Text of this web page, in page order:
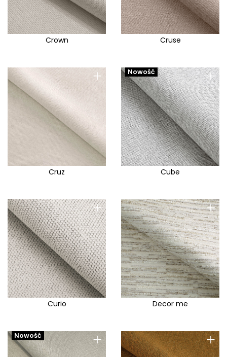
Crown Cruse
+
Cruz
+
Nowość
Cube
+
Curio
+
Decor me
+
Nowość +